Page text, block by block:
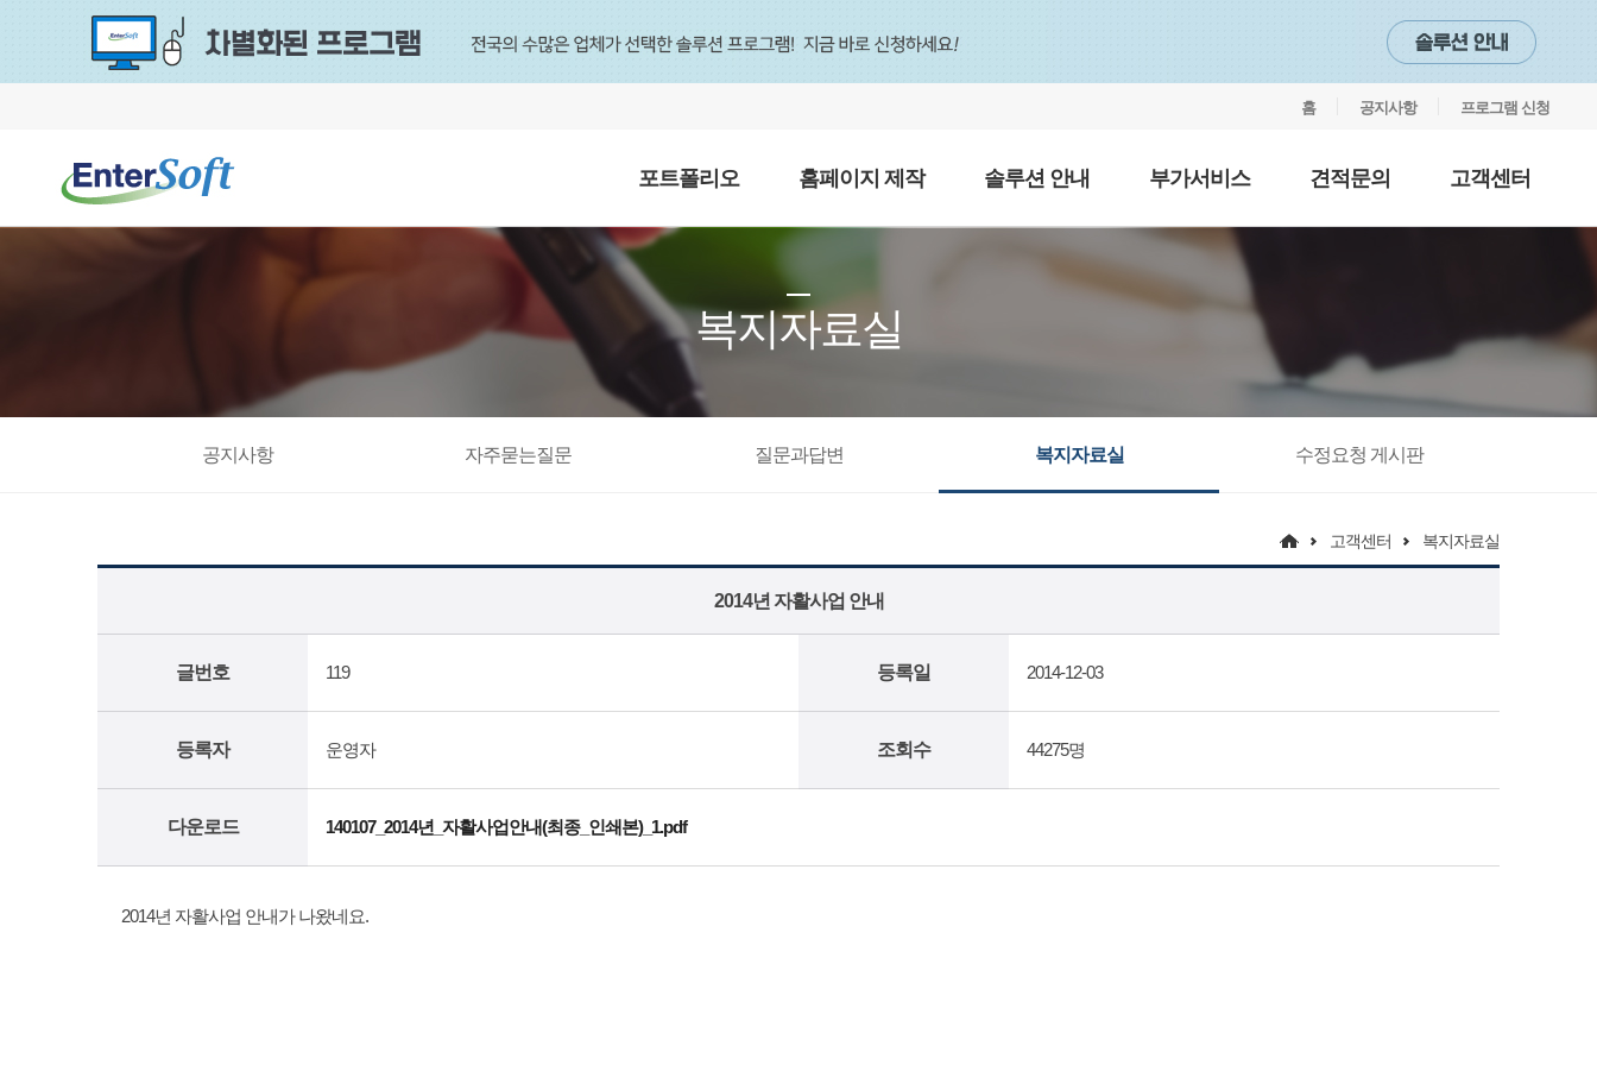
홈 공지사항 프로그램 신청
포트폴리오 홈페이지 제작 솔루션 안내 부가서비스 견적문의 고객센터
복지자료실
공지사항 자주묻는질문 질문과답변 복지자료실 수정요청 게시판
고객센터 복지자료실
2014년 자활사업 안내
글번호 119 등록일 2014-12-03
등록자 운영자 조회수 44275명
다운로드 140107_2014년_자활사업안내(최종_인쇄본)_1.pdf
2014년 자활사업 안내가 나왔네요.